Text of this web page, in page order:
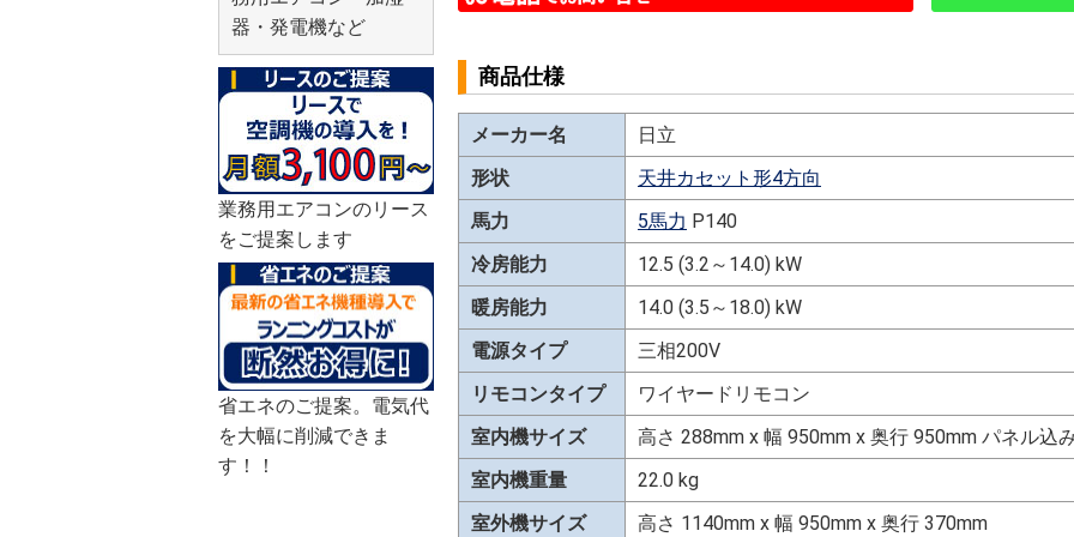
器・発電機など
業務用エアコンのリース
をご提案します
省エネのご提案。電気代
を大幅に削減できま
す！！
商品仕様
メーカー名
日立
形状
天井カセット形4方向
馬力
5馬力 P140
冷房能力
12.5 (3.2～14.0) kW
暖房能力
14.0 (3.5～18.0) kW
電源タイプ
三相200V
リモコンタイプ
ワイヤードリモコン
室内機サイズ
高さ 288mm x 幅 950mm x 奥行 950mm パネル込
室内機重量
22.0 kg
室外機サイズ
高さ 1140mm x 幅 950mm x 奥行 370mm